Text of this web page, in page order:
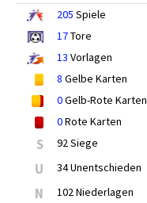
205 Spiele
17Tore
13 Vorlagen
8 Gelbe Karten
0Gelb-Rote Karten
0Rote Karten
S 92 Siege
U 34 Unentschieden
N 102 Niederlagen